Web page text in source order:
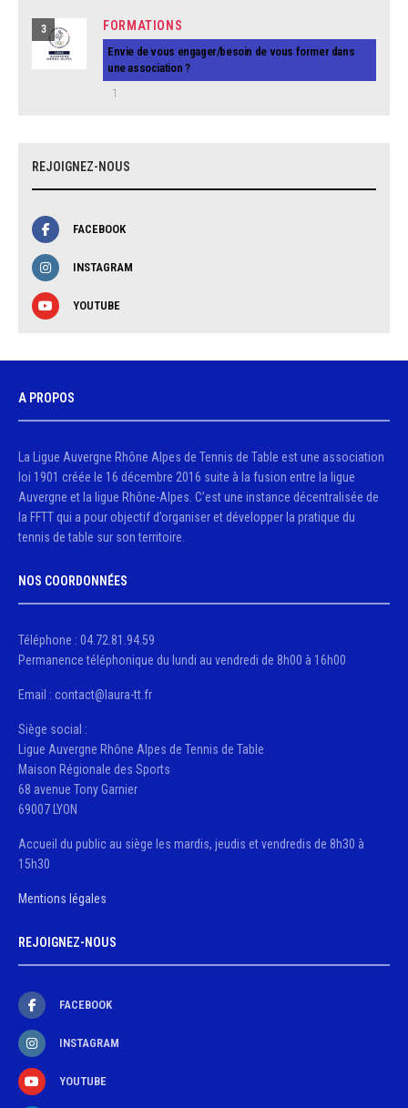
3 FORMATIONS
Envie de vous engager/besoin de vous former dans
une association ?
1
REJOIGNEZ-NOUS
FACEBOOK
INSTAGRAM
YOUTUBE
A PROPOS
La Ligue Auvergne Rhône Alpes de Tennis de Table est une association
loi 1901 créée le 16 décembre 2016 suite à la fusion entre la ligue
Auvergne et la ligue Rhône-Alpes. C’est une instance décentralisée de
la FFTT qui a pour objectif d’organiser et développer la pratique du
tennis de table sur son territoire.
NOS COORDONNÉES
Téléphone : 04.72.81.94.59
Permanence téléphonique du lundi au vendredi de 8h00 à 16h00
Email : contact@laura-tt.fr
Siège social :
Ligue Auvergne Rhône Alpes de Tennis de Table
Maison Régionale des Sports
68 avenue Tony Garnier
69007 LYON
Accueil du public au siège les mardis, jeudis et vendredis de 8h30 à
15h30
Mentions légales
REJOIGNEZ-NOUS
FACEBOOK
INSTAGRAM
YOUTUBE